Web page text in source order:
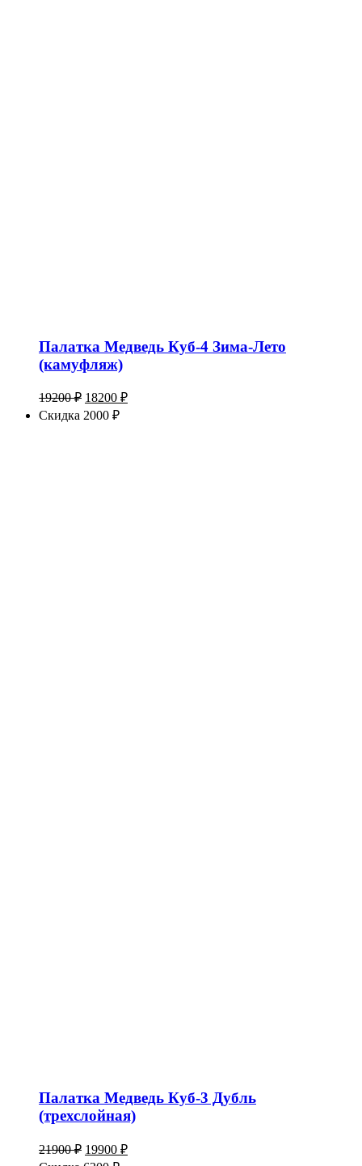
Палатка Медведь Куб-4 Зима-Лето
(камуфляж)
19200₽ Первоначальная
цена
составляла
18200 ₽Текущая
Скидка 2000 ₽
Палатка Медведь Куб-3 Дубль
(трехслойная)
21900₽ Первоначальная
цена
19900 ₽Текущая